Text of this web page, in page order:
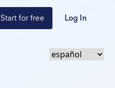
Start for free Log In